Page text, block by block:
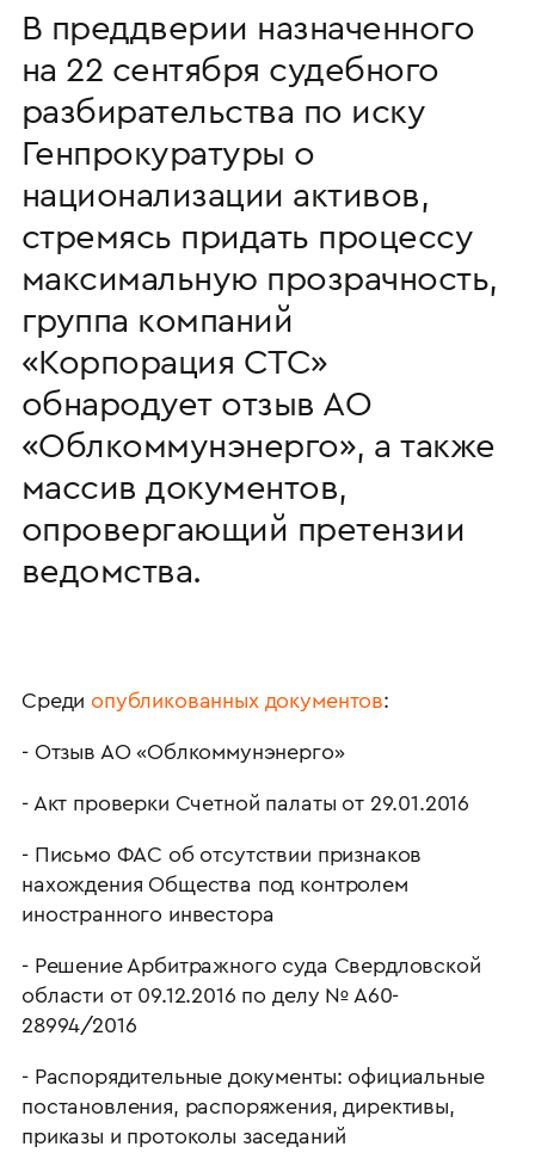
В преддверии назначенного
на 22 сентября судебного
разбирательства по иску
Генпрокуратуры о
национализации активов,
стремясь придать процессу
максимальную прозрачность,
группа компаний
«Корпорация СТС»
обнародует отзыв АО
«Облкоммунэнерго», а также
массив документов,
опровергающий претензии
ведомства.
Среди опубликованных документов:
- Отзыв АО «Облкоммунэнерго»
- Акт проверки Счетной палаты от 29.01.2016
- Письмо ФАС об отсутствии признаков
нахождения Общества под контролем
иностранного инвестора
- Решение Арбитражного суда Свердловской
области от 09.12.2016 по делу № А60-
28994/2016
- Распорядительные документы: официальные
постановления, распоряжения, директивы,
приказы и протоколы заседаний